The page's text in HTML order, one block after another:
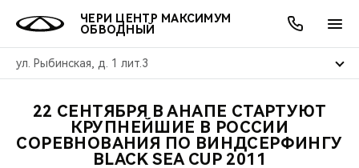
ЧЕРИ ЦЕНТР МАКСИМУМ
ОБВОДНЫЙ
ул. Рыбинская, д. 1 лит.3
МОДЕЛИ
ПОКУПАТЕЛЯМ
ВЫБОР И ПОКУПКА
ВЛАДЕЛЬЦАМ
МИР CHERY
АКЦИИ
ВЫГОДЫ И АКЦИИ
ОНЛАЙН СЕРВИСЫ
ВЫБОР И ПОКУПКА
О КОМПАНИИ
22 СЕНТЯБРЯ В АНАПЕ СТАРТУЮТ
КРУПНЕЙШИЕ В РОССИИ
СОРЕВНОВАНИЯ ПО ВИНДСЕРФИНГУ
BLACK SEA CUP 2011